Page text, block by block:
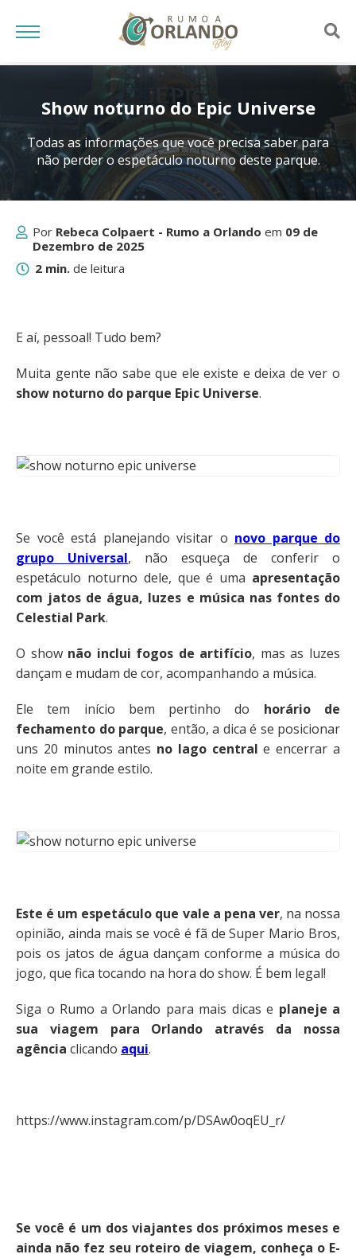
Show noturno do Epic Universe
Todas as informações que você precisa saber para
não perder o espetáculo noturno deste parque.
Por Rebeca Colpaert - Rumo a Orlando em 09 de
Dezembro de 2025
2 min. de leitura
E aí, pessoal! Tudo bem?
Muita gente não sabe que ele existe e deixa de ver o
show noturno do parque Epic Universe.
Se você está planejando visitar o novo parque do
grupo Universal, não esqueça de conferir o
espetáculo noturno dele, que é uma apresentação
com jatos de água, luzes e música nas fontes do
Celestial Park.
O show não inclui fogos de artifício, mas as luzes
dançam e mudam de cor, acompanhando a música.
Ele tem início bem pertinho do horário de
fechamento do parque, então, a dica é se posicionar
uns 20 minutos antes no lago central e encerrar a
noite em grande estilo.
Este é um espetáculo que vale a pena ver, na nossa
opinião, ainda mais se você é fã de Super Mario Bros,
pois os jatos de água dançam conforme a música do
jogo, que fica tocando na hora do show. É bem legal!
Siga o Rumo a Orlando para mais dicas e planeje a
sua viagem para Orlando através da nossa
agência clicando aqui.
https://www.instagram.com/p/DSAw0oqEU_r/
Se você é um dos viajantes dos próximos meses e
ainda não fez seu roteiro de viagem, conheça o E-